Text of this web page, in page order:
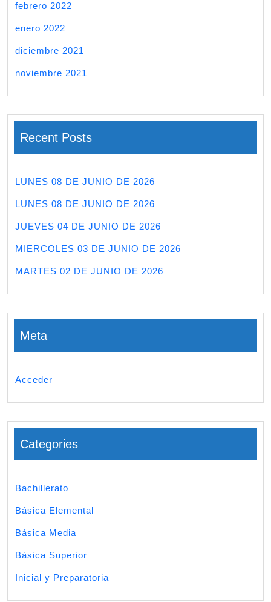
febrero 2022
enero 2022
diciembre 2021
noviembre 2021
Recent Posts
LUNES 08 DE JUNIO DE 2026
LUNES 08 DE JUNIO DE 2026
JUEVES 04 DE JUNIO DE 2026
MIERCOLES 03 DE JUNIO DE 2026
MARTES 02 DE JUNIO DE 2026
Meta
Acceder
Categories
Bachillerato
Básica Elemental
Básica Media
Básica Superior
Inicial y Preparatoria